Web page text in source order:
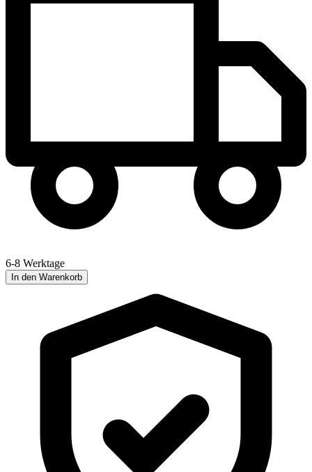
6-8 Werktage
In den Warenkorb